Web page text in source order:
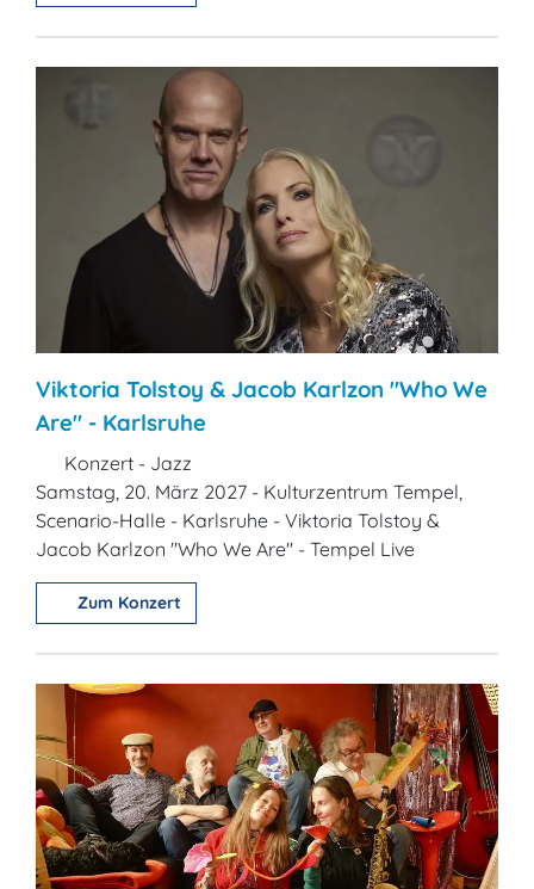
Viktoria Tolstoy & Jacob Karlzon "Who We
Are" - Karlsruhe
Konzert - Jazz
Samstag, 20. März 2027 - Kulturzentrum Tempel,
Scenario-Halle - Karlsruhe - Viktoria Tolstoy &
Jacob Karlzon "Who We Are" - Tempel Live
Zum Konzert